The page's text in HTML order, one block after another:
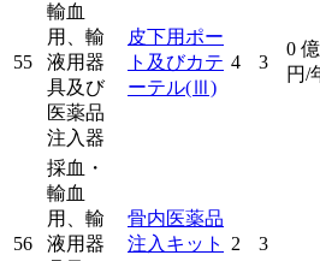
55
輸血
用、輸
液用器
具及び
医薬品
注入器
皮下用ポー
ト及びカテ
ーテル(Ⅲ)
4 3
0 億
円/
56
採血・
輸血
用、輸
液用器
骨内医薬品
注入キット 2 3